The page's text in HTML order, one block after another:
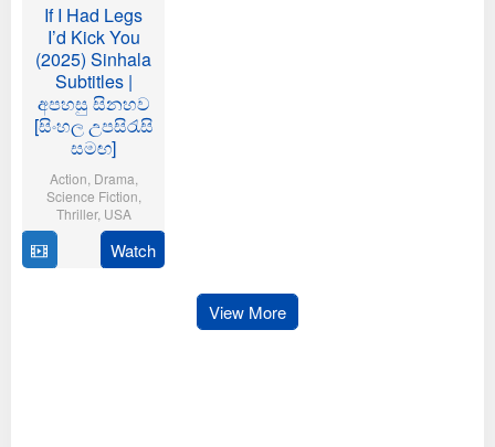
If I Had Legs
I’d Kick You
(2025) Sinhala
Subtitles |
අපහසු සිනහව
[සිංහල උපසිරැසි
සමඟ]
Action Drama
Science Fiction
Thriller, USA
10
Oct
Mary
Bronstein
Watch
View More